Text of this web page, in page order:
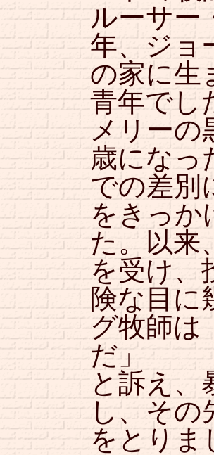
ルーサー
年、ジョ
の家に生
青年でし
メリーの
歳になっ
での差別
をきっか
た。以来
を受け、
険な目に
グ牧師は
だ」
と訴え、
し、その
をとりま